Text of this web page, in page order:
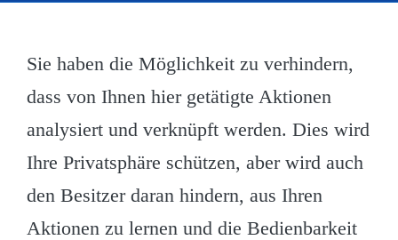
Sie haben die Möglichkeit zu verhindern,
dass von Ihnen hier getätigte Aktionen
analysiert und verknüpft werden. Dies wird
Ihre Privatsphäre schützen, aber wird auch
den Besitzer daran hindern, aus Ihren
Aktionen zu lernen und die Bedienbarkeit